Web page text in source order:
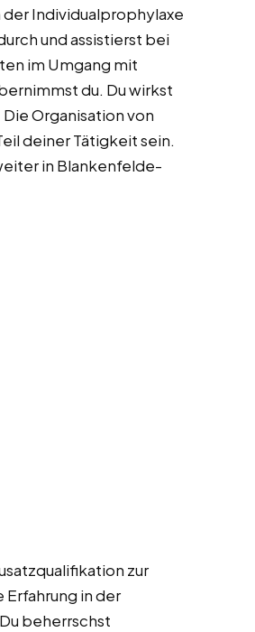
der Individualprophylaxe
und assistierst bei
im Umgang mit
du. Du wirkst
Organisation von
deiner Tätigkeit sein.
in Blankenfelde-
zur
in der
beherrschst